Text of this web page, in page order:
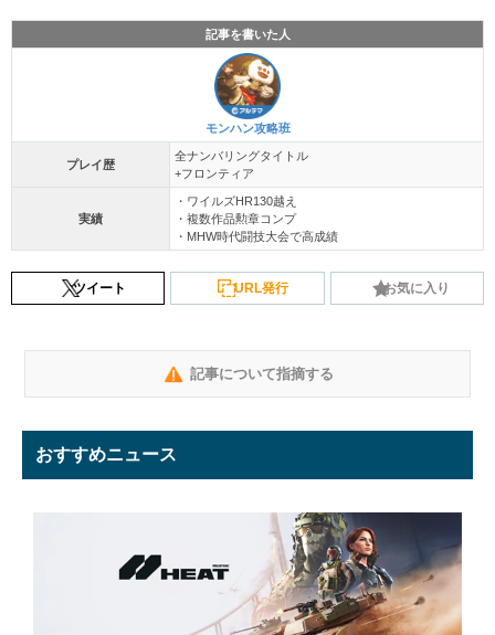
記事を書いた人
モンハン攻略班
プレイ歴
全ナンバリングタイトル
+フロンティア
実績
・ワイルズHR130越え
・複数作品勲章コンプ
・MHW時代闘技大会で高成績
ツイート URL発行 お気に入り
記事について指摘する
おすすめニュース